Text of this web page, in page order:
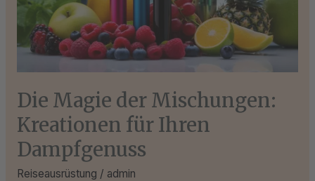
Die Magie der Mischungen:
Kreationen für Ihren
Dampfgenuss
Reiseausrüstung / admin
Dampfgenuss